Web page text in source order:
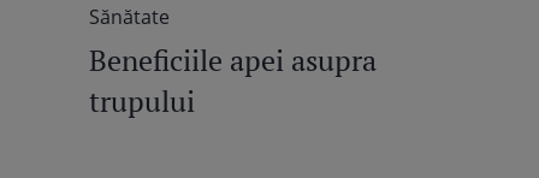
Sănătate
Beneficiile apei asupra
trupului